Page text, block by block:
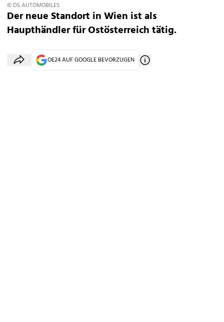
© DS AUTOMOBILES
Der neue Standort in Wien ist als
Haupthändler für Ostösterreich tätig.
OE24 AUF GOOGLE BEVORZUGEN